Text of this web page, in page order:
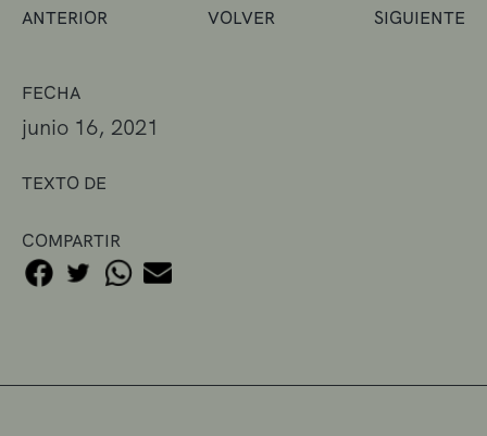
FECHA
junio 16, 2021
TEXTO DE
COMPARTIR
ANTERIOR VOLVER SIGUIENTE